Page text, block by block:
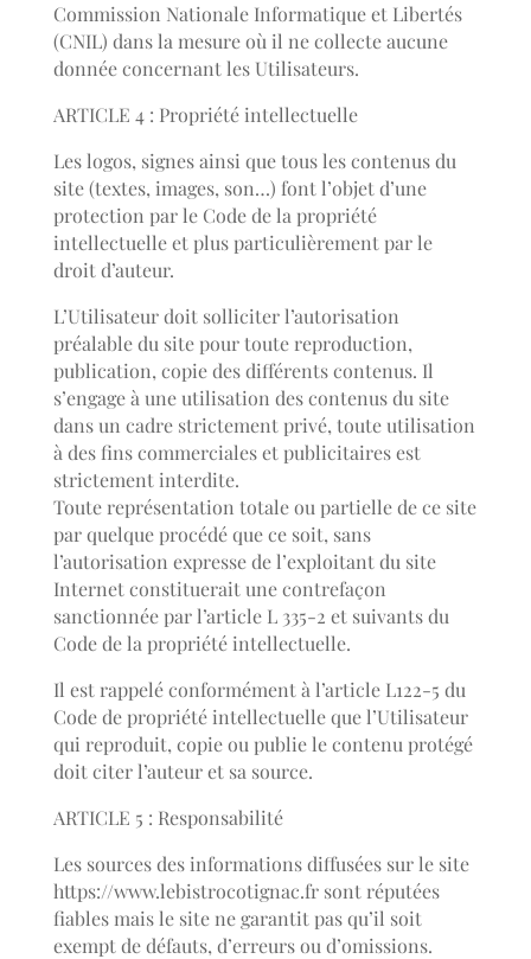
Commission Nationale Informatique et Libertés
(CNIL) dans la mesure où il ne collecte aucune
donnée concernant les Utilisateurs.
ARTICLE 4 : Propriété intellectuelle
Les logos, signes ainsi que tous les contenus du
site (textes, images, son…) font l’objet d’une
protection par le Code de la propriété
intellectuelle et plus particulièrement par le
droit d’auteur.
L’Utilisateur doit solliciter l’autorisation
préalable du site pour toute reproduction,
publication, copie des différents contenus. Il
s’engage à une utilisation des contenus du site
dans un cadre strictement privé, toute utilisation
à des fins commerciales et publicitaires est
strictement interdite.
Toute représentation totale ou partielle de ce site
par quelque procédé que ce soit, sans
l’autorisation expresse de l’exploitant du site
Internet constituerait une contrefaçon
sanctionnée par l’article L 335-2 et suivants du
Code de la propriété intellectuelle.
Il est rappelé conformément à l’article L122-5 du
Code de propriété intellectuelle que l’Utilisateur
qui reproduit, copie ou publie le contenu protégé
doit citer l’auteur et sa source.
ARTICLE 5 : Responsabilité
Les sources des informations diffusées sur le site
https://www.lebistrocotignac.fr sont réputées
fiables mais le site ne garantit pas qu’il soit
exempt de défauts, d’erreurs ou d’omissions.